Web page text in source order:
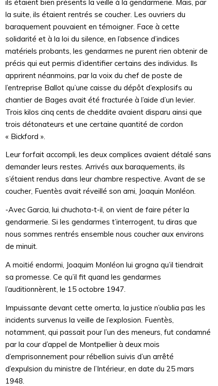
ils étaient bien présents la veille à la gendarmerie. Mais, par
la suite, ils étaient rentrés se coucher. Les ouvriers du
baraquement pouvaient en témoigner. Face à cette
solidarité et à la loi du silence, en l’absence d’indices
matériels probants, les gendarmes ne purent rien obtenir de
précis qui eut permis d’identifier certains des individus. Ils
apprirent néanmoins, par la voix du chef de poste de
l’entreprise Ballot qu’une caisse du dépôt d’explosifs au
chantier de Bages avait été fracturée à l’aide d’un levier.
Trois kilos cinq cents de cheddite avaient disparu ainsi que
trois détonateurs et une certaine quantité de cordon
« Bickford ».
Leur forfait accompli, les deux complices avaient détalé sans
demander leurs restes. Arrivés aux baraquements, ils
s’étaient rendus dans leur chambre respective. Avant de se
coucher, Fuentès avait réveillé son ami, Joaquin Monléon.
-Avec Garcia, lui chuchota-t-il, on vient de faire péter la
gendarmerie. Si les gendarmes t’interrogent, tu diras que
nous sommes rentrés ensemble nous coucher aux environs
de minuit.
A moitié endormi, Joaquim Monléon lui grogna qu’il tiendrait
sa promesse. Ce qu’il fit quand les gendarmes
l’auditionnèrent, le 15 octobre 1947.
Impuissante devant cette omerta, la justice n’oublia pas les
incidents survenus la veille de l’explosion. Fuentès,
notamment, qui passait pour l’un des meneurs, fut condamné
par la cour d’appel de Montpellier à deux mois
d’emprisonnement pour rébellion suivis d’un arrêté
d’expulsion du ministre de l’Intérieur, en date du 25 mars
1948.